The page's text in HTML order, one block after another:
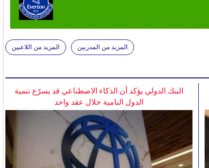
المزيد من اللاعبين المزيد من المدربين
البنك الدولي يؤكد أن الذكاء الاصطناعي قد يسرّع تنمية
الدول النامية خلال عقد واحد